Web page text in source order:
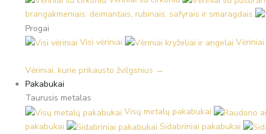
brangakmeniais: deimantais, rubinais, safyrais ir smaragdais
Progai
Visi vėriniai
Vėriniai, kurie prikausto žvilgsnius →
Pakabukai
Taurusis metalas
Visų metalų pakabukai
pakabukai
Sidabriniai pakabukai